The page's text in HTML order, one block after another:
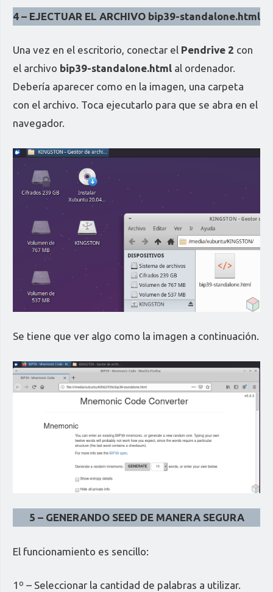
4 – EJECTUAR EL ARCHIVO bip39-standalone.html
Una vez en el escritorio, conectar el Pendrive 2 con
el archivo bip39-standalone.html al ordenador.
Debería aparecer como en la imagen, una carpeta
con el archivo. Toca ejecutarlo para que se abra en el
navegador.
Se tiene que ver algo como la imagen a continuación.
5 – GENERANDO SEED DE MANERA SEGURA
El funcionamiento es sencillo:
1º – Seleccionar la cantidad de palabras a utilizar.